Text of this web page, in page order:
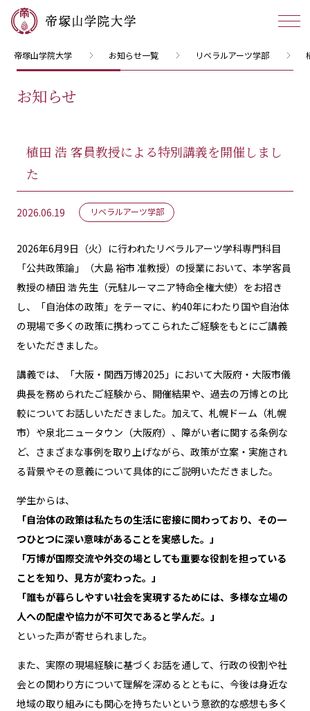
帝塚山学院大学 お知らせ一覧 リベラルアーツ学部
お知らせ
植田 浩 客員教授による特別講義を開催しまし
た
2026.06.19 リベラルアーツ学部
2026年6月9日（火）に行われたリベラルアーツ学科専門科目
「公共政策論」（大島 裕市 准教授）の授業において、本学客員
教授の植田 浩 先生（元駐ルーマニア特命全権大使）をお招き
し、「自治体の政策」をテーマに、約40年にわたり国や自治体
の現場で多くの政策に携わってこられたご経験をもとにご講義
をいただきました。
講義では、「大阪・関西万博2025」において大阪府・大阪市儀
典長を務められたご経験から、開催結果や、過去の万博との比
較についてお話しいただきました。加えて、札幌ドーム（札幌
市）や泉北ニュータウン（大阪府）、障がい者に関する条例な
ど、さまざまな事例を取り上げながら、政策が立案・実施され
る背景やその意義について具体的にご説明いただきました。
学生からは、
「自治体の政策は私たちの生活に密接に関わっており、その一
つひとつに深い意味があることを実感した。」
「万博が国際交流や外交の場としても重要な役割を担っている
ことを知り、見方が変わった。」
「誰もが暮らしやすい社会を実現するためには、多様な立場の
人への配慮や協力が不可欠であると学んだ。」
といった声が寄せられました。
また、実際の現場経験に基づくお話を通して、行政の役割や社
会との関わり方について理解を深めるとともに、今後は身近な
地域の取り組みにも関心を持ちたいという意欲的な感想も多く